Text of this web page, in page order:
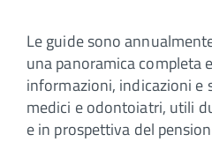
Le guide sono
una panoramica completa
informazioni, indicazioni e
medici e odontoiatri, utili
e in prospettiva del